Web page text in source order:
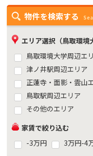
物件を検索する
エリア選択（鳥取環境
鳥取環境大学周辺エ
津ノ井駅周辺エリア
正蓮寺・面影・雲山
鳥取駅周辺エリア
その他のエリア
家賃で絞り込む
-3万円
3万円-4